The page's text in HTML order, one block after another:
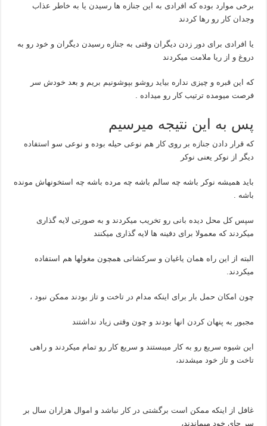
برخی موارد بوده که افرادی به این جنازه ها رسیدن یا به خاطر عذاب
وجدان کار رو رها کردند
یا افرادی برای دور زدن دیگران وقتی به جنازه رسیدن دیگران و خود رو به
دروغ و از ریا ملامت میکردند
که این قبره و چیزی نداره بیاید روشو بپوشونیم بریم و بعد خودش سر
فرصت میومده ترتیب کار رو میداده .
پس به این نتیجه میرسیم
که قرار دادن جنازه بر روی کار هم نوعی حیله بوده و نوعی سو استفاده
دیگر از نوکر یعنی نوکر
باید همیشه نوکر باشه چه سالم باشه چه مرده باشه چه استخونهاش مونده
باشه .
سپس کل محل دیده بانی رو تخریب میکردند و به صورتی لایه گذاری
میکردند که معمولا برای دفینه ها لایه گذاری میکنند
البته از این راه همان یاغیان و سرکشانی همچون مغولها هم استفاده
میکردند.
چون امکان حمل بار برای اینکه مدام در تاخت و تاز بودند ممکن نبود ،
مجبور به پنهان کردن انها بودند و چون وقتی زیاد نداشتند
این شیوه سریع رو به کار میبستند و سریع کار رو تمام میکردند و راهی
تاخت و تاز خود میشدند،
غافل از اینکه ممکن است برگشتی در کار نباشد و اموال هزاران سال بر
سر جای خود میماندند،